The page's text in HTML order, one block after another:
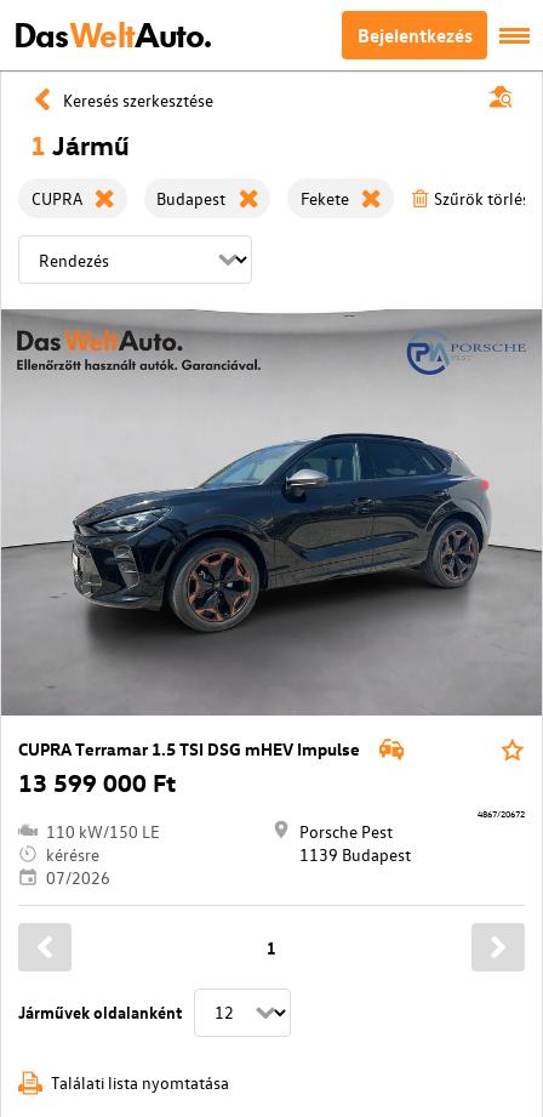
DasWeltAuto. Bejelentkezés
Keresés szerkesztése
1 Jármű
CUPRA Budapest Fekete Szűrök törlése
CUPRA Terramar 1.5 TSI DSG mHEV Impulse
13 599 000 Ft
110 kW/150 LE
kérésre
07/2026
Porsche Pest
1139 Budapest
4867/20672
Járművek oldalanként
1
Találati lista nyomtatása